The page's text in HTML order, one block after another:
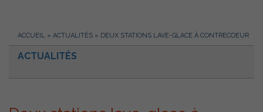
ACCUEIL » ACTUALITÉS » DEUX STATIONS LAVE-GLACE À CONTRECOEUR
ACTUALITÉS